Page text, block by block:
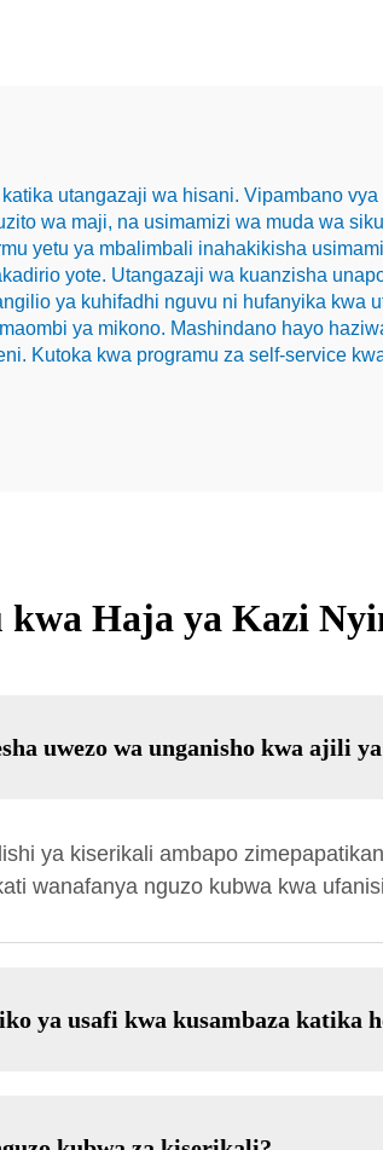
utangazaji wa hisani. Vipambano
wa maji, na usimamizi wa muda wa
yetu ya mbalimbali inahakikisha
yote. Utangazaji wa kuanzisha
ya kuhifadhi nguvu ni hufanyika kwa
ya mikono. Mashindano hayo
Kutoka kwa programu za self-service
Haja ya Kazi
uwezo wa unganisho kwa ajili
ya kiserikali ambapo
wanafanya nguzo kubwa kwa
ya usafi kwa kusambaza katika